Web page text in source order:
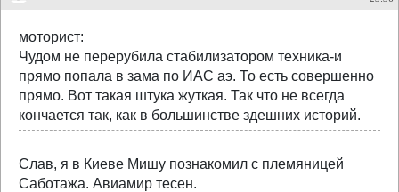
моторист:
Чудом не перерубила стабилизатором техника-и
прямо попала в зама по ИАС аэ. То есть совершенно
прямо. Вот такая штука жуткая. Так что не всегда
кончается так, как в большинстве здешних историй.
Слав, я в Киеве Мишу познакомил с племяницей
Саботажа. Авиамир тесен.